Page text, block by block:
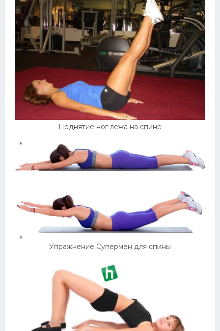
Поднятие ног лежа на спине
Упражнение Супермен для спины